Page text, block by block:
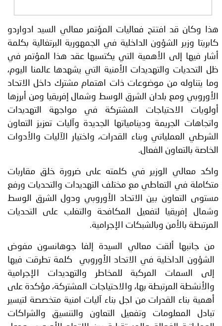
هذا وكان قد افتتح فعاليات المؤتمر معالي السيد ادواردو
كابريتا وزير الشؤون الداخلية في الجمهورية البرتغالية بكلمة
أشار فيها إلى الأهمية التي يكتسبها عقد هذا المؤتمر في
ظل التحديات والتهديدات الأمنية التي يشهدها عالمنا اليوم،
وما يتناوله من موضوعات ذات اهتمام مشترك داخل الاتحاد
الأوروبي ومع بلدان الشرق الوسط وشمال إفريقيا ومن أبرزها
أولويات الاحتياجات المشتركة في مواجهة التهديدات
واتجاهات الجريمة ودينامياتها الجديدة وآليات تعزيز التعاون
الشرطي العملياتي وبناء القدرات، واختيار الآليات والأدوات
الخاصة بالتعاون الفعال.
واكد معالي الوزير في كلمته على ضرورة خلق مقاربات
متكاملة في التعاطي مع مختلف التهديدات والتحديات ورفع
مستوى التعاون بين الاتحاد الأوروبي ودول الشرق الوسط
وشمال إفريقيا لتفعيل المكافحة والتغلب على التحديات
المرتبطة بالأمن وبالشبكات الإجرامية.
من جانبها ألقت معالي السيدة إلفا جوهانسون مفوض
الشؤون الداخلية في الاتحاد الأوروبي كلمة تطرقت فيها
إلى السمات المركبة للمخاطر والتهديدات الإجرامية
والأنشطة المرتبطة بها، والاحتياجات المشتركة، مؤكدة على
أهمية بناء القدرات من اجل بناء آليات امنية متخصصة لتيسير
تبادل المعلومات وتفعيل التعاون والتنسيق والشراكات